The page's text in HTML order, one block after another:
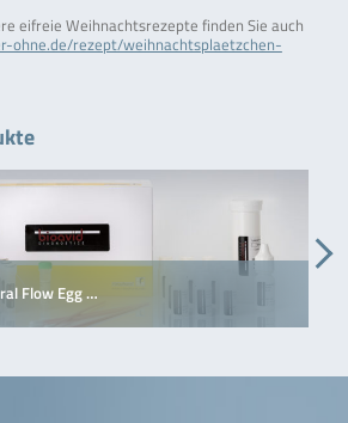
eifreie Weihnachtsrezepte finden Sie auch
ohne.de/rezept/weihnachtsplaetzchen-
Flow Egg …